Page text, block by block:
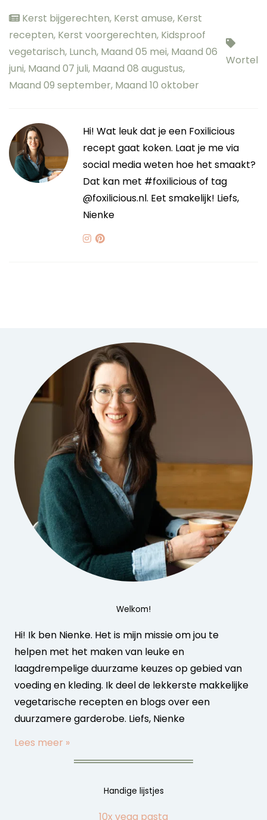
Kerst bijgerechten, Kerst amuse, Kerst
recepten, Kerst voorgerechten, Kidsproof
vegetarisch, Lunch, Maand 05 mei, Maand 06
juni, Maand 07 juli, Maand 08 augustus,
Maand 09 september, Maand 10 oktober
Wortel
Hi! Wat leuk dat je een Foxilicious
recept gaat koken. Laat je me via
social media weten hoe het smaakt?
Dat kan met #foxilicious of tag
@foxilicious.nl. Eet smakelijk! Liefs,
Nienke
Welkom!
Hi! Ik ben Nienke. Het is mijn missie om jou te
helpen met het maken van leuke en
laagdrempelige duurzame keuzes op gebied van
voeding en kleding. Ik deel de lekkerste makkelijke
vegetarische recepten en blogs over een
duurzamere garderobe. Liefs, Nienke
Lees meer »
Handige lijstjes
10x vega pasta